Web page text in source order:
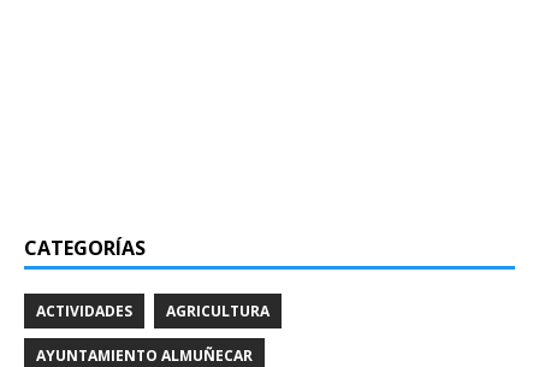
CATEGORÍAS
ACTIVIDADES AGRICULTURA
AYUNTAMIENTO ALMUÑECAR